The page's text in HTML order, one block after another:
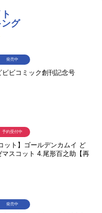
グ
ビビコミック創刊記念号
発売中
ット】ゴールデンカムイ ど
マスコット 4.尾形百之助【再
予約受付中
発売中